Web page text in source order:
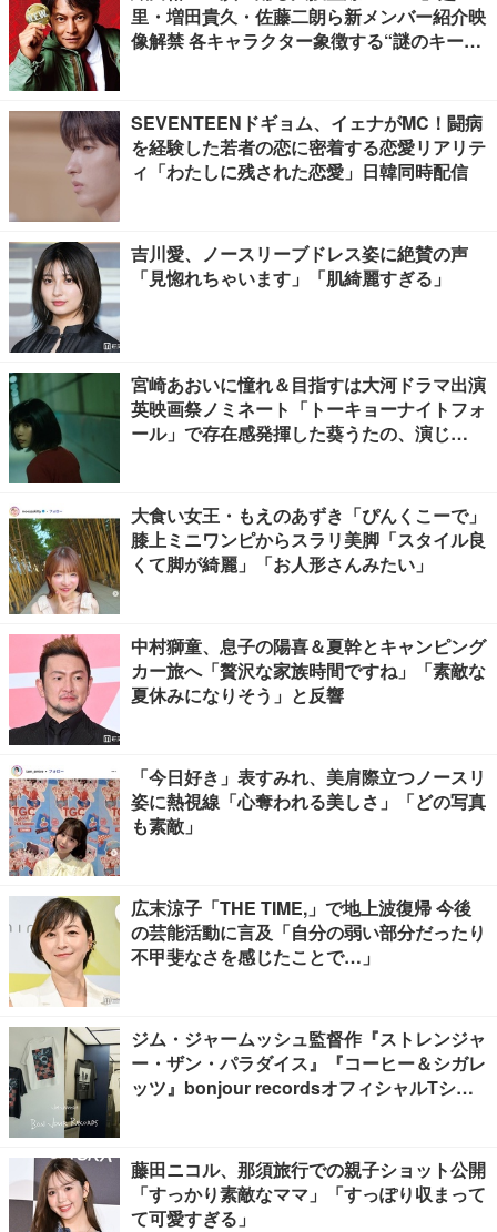
里・増田貴久・佐藤二朗ら新メンバー紹介映
像解禁 各キャラクター象徴する“謎のキーワ
SEVENTEENドギョム、イェナがMC！闘病
を経験した若者の恋に密着する恋愛リアリテ
ィ「わたしに残された恋愛」日韓同時配信
吉川愛、ノースリーブドレス姿に絶賛の声
「見惚れちゃいます」「肌綺麗すぎる」
宮崎あおいに憧れ＆目指すは大河ドラマ出演
英映画祭ノミネート「トーキョーナイトフォ
ール」で存在感発揮した葵うたの、演じ
大食い女王・もえのあずき「ぴんくこーで」
膝上ミニワンピからスラリ美脚「スタイル良
くて脚が綺麗」「お人形さんみたい」
中村獅童、息子の陽喜＆夏幹とキャンピング
カー旅へ「贅沢な家族時間ですね」「素敵な
夏休みになりそう」と反響
「今日好き」表すみれ、美肩際立つノースリ
姿に熱視線「心奪われる美しさ」「どの写真
も素敵」
広末涼子「THE TIME,」で地上波復帰 今後
の芸能活動に言及「自分の弱い部分だったり
不甲斐なさを感じたことで…」
ジム・ジャームッシュ監督作『ストレンジャ
ー・ザン・パラダイス』『コーヒー＆シガレ
ッツ』bonjour recordsオフィシャルTシャ
藤田ニコル、那須旅行での親子ショット公開
「すっかり素敵なママ」「すっぽり収まって
て可愛すぎる」